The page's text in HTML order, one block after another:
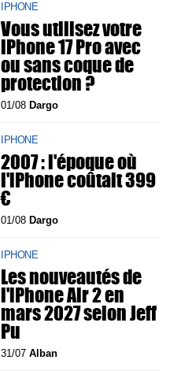
IPHONE
Vous utilisez votre
iPhone 17 Pro avec
ou sans coque de
protection ?
01/08 Dargo
IPHONE
2007 : l'époque où
l'iPhone coûtait 399
€
01/08 Dargo
IPHONE
Les nouveautés de
l'iPhone Air 2 en
mars 2027 selon Jeff
Pu
31/07Alban